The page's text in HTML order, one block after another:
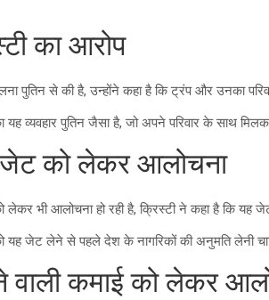
n का आरोप
पुतिन से की है, उन्होंने कहा है कि ट्रंप और उनका
यह व्यवहार पुतिन जैसा है, जो अपने परिवार के साथ
को लेकर आलोचना
भी आलोचना हो रही है, क्रिस्टी ने कहा है कि यह
यह जेट लेने से पहले देश के नागरिकों की अनुमति लेनी
वाली कमाई को लेकर